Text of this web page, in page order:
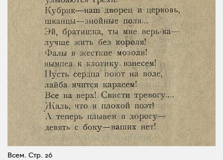
Всем. Стр. 26